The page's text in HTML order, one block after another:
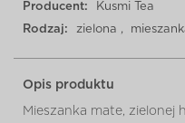
Producent:
Kusmi Tea
Rodzaj:
zielona ,
Opis produktu
Mieszanka mate,